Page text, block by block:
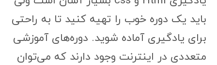
باید یک دوره خوب را تهیه کنید تا به راحتی
برای یادگیری آماده شوید. دوره‌های آموزشی
متعددی در اینترنت وجود دارند که می‌توان